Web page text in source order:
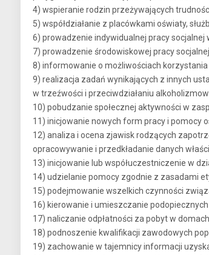
4) wspieranie rodzin przeżywających
5) współdziałanie z placówkami oświaty,
6) prowadzenie indywidualnej pracy socjalnej
7) prowadzenie środowiskowej pracy
8) informowanie o możliwościach
9) realizacja zadań wynikających z innych
w trzeźwości i przeciwdziałaniu
10) pobudzanie społecznej aktywności w
11) inicjowanie nowych form pracy i pomocy
12) analiza i ocena zjawisk rodzących
opracowywanie i przedkładanie danych
13) inicjowanie lub współuczestniczenie w
14) udzielanie pomocy zgodnie z zasadami
15) podejmowanie wszelkich czynności
16) kierowanie i umieszczanie
17) naliczanie odpłatności za pobyt w
18) podnoszenie kwalifikacji zawodowych
19) zachowanie w tajemnicy informacji